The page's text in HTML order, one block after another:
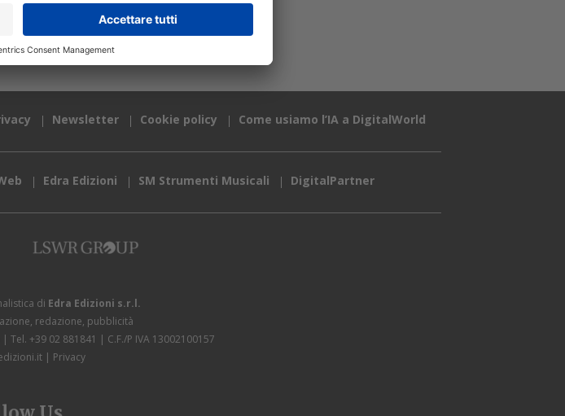
Newsletter Cookie policy Come usiamo l’IA a DigitalWorld
Edra Edizioni SM Strumenti Musicali DigitalPartner
di Edra Edizioni s.r.l.
redazione, pubblicità
Tel. +39 02 881841
C.F./P IVA 13002100157
| Privacy